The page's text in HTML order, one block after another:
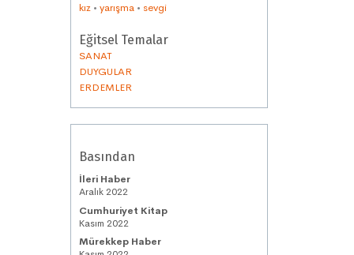
kız • yarışma • sevgi
Eğitsel Temalar
SANAT
DUYGULAR
ERDEMLER
Basından
İleri Haber
Aralık 2022
Cumhuriyet Kitap
Kasım 2022
Mürekkep Haber